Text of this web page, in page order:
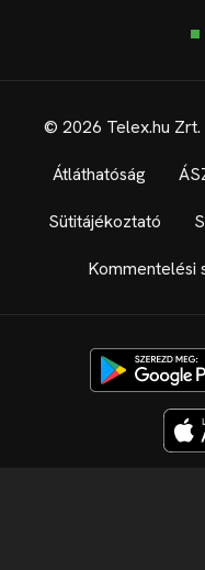
© 2026 Telex.hu Zrt.
Átláthatóság
Sütitájékoztató
Kommentelési